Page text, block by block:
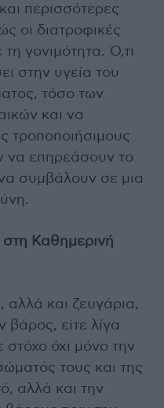
περισσότερες
οι διατροφικές
γονιμότητα. Ό,τι
στην υγεία του
τόσο των
και να
τροποποιήσιμους
να επηρεάσουν το
συμβάλουν σε μια
στη Καθημερινή
και ζευγάρια,
είτε λίγα
στόχο όχι μόνο την
τους και της
αλλά και την